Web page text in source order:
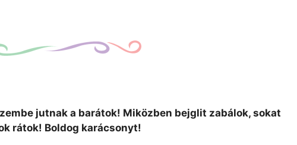
jutnak a barátok! Miközben bejglit zabálok, sokat
rátok! Boldog karácsonyt!